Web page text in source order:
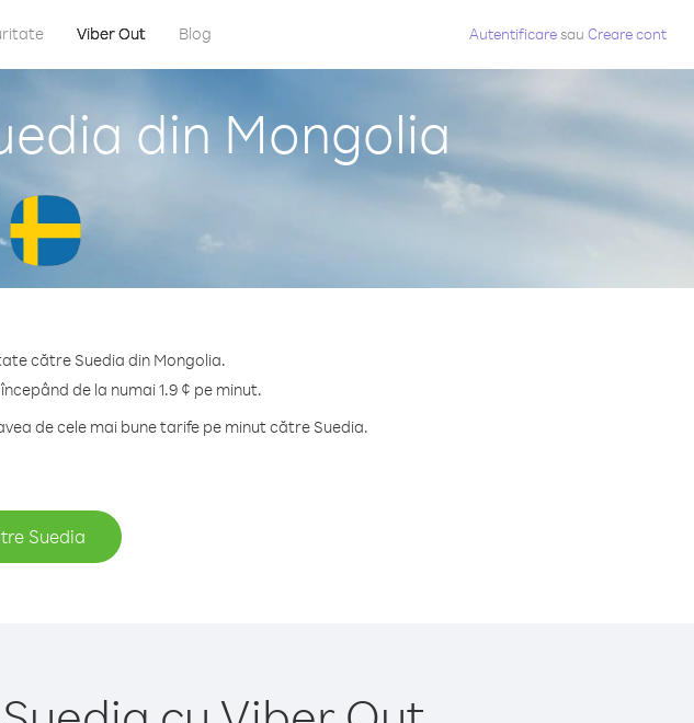
Viber Out Blog Autentificaresau Creare cont
din Mongolia
către Suedia din Mongolia.
de la numai 1.9 ¢ pe minut.
de cele mai bune tarife pe minut către Suedia.
Suedia